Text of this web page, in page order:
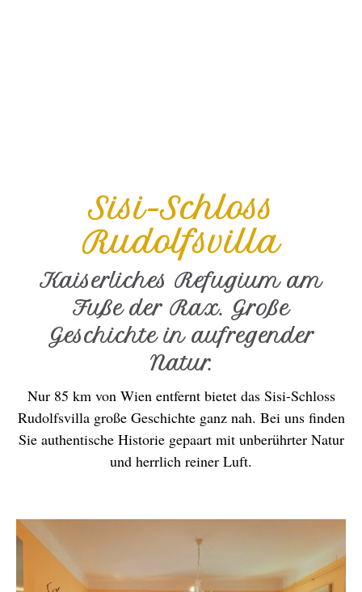
Sisi-Schloss
Rudolfsvilla
Kaiserliches Refugium am
Fuße der Rax. Große
Geschichte in aufregender
Natur.
Nur 85 km von Wien entfernt bietet das Sisi-Schloss
Rudolfsvilla große Geschichte ganz nah. Bei uns finden
Sie authentische Historie gepaart mit unberührter Natur
und herrlich reiner Luft.